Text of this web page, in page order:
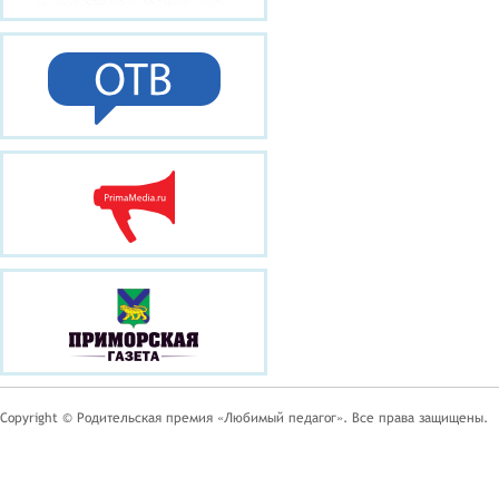
Copyright © Родительская премия «Любимый педагог». Все права защищены.